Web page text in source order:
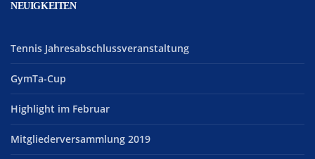
NEUIGKEITEN
Tennis Jahresabschlussveranstaltung
GymTa-Cup
Highlight im Februar
Mitgliederversammlung 2019